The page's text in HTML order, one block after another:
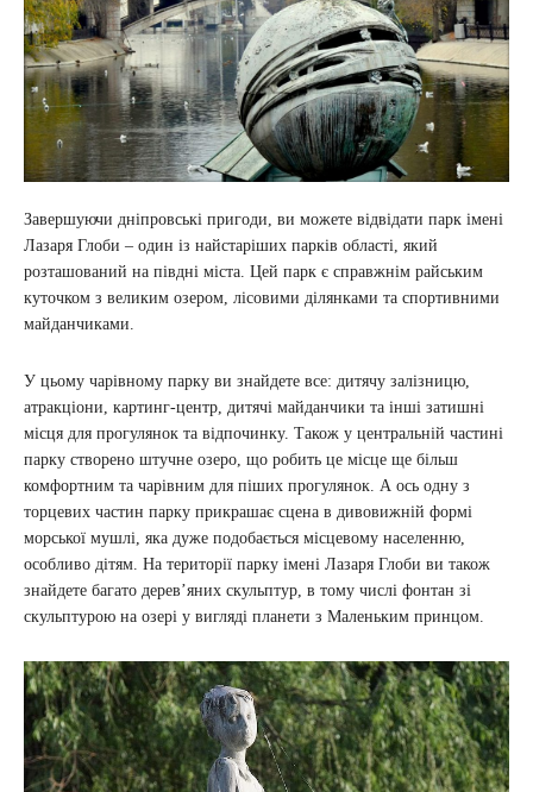
Завершуючи дніпровські пригоди, ви можете відвідати парк імені
Лазаря Глоби – один із найстаріших парків області, який
розташований на півдні міста. Цей парк є справжнім райським
куточком з великим озером, лісовими ділянками та спортивними
майданчиками.
У цьому чарівному парку ви знайдете все: дитячу залізницю,
атракціони, картинг-центр, дитячі майданчики та інші затишні
місця для прогулянок та відпочинку. Також у центральній частині
парку створено штучне озеро, що робить це місце ще більш
комфортним та чарівним для піших прогулянок. А ось одну з
торцевих частин парку прикрашає сцена в дивовижній формі
морської мушлі, яка дуже подобається місцевому населенню,
особливо дітям. На території парку імені Лазаря Глоби ви також
знайдете багато дерев’яних скульптур, в тому числі фонтан зі
скульптурою на озері у вигляді планети з Маленьким принцом.